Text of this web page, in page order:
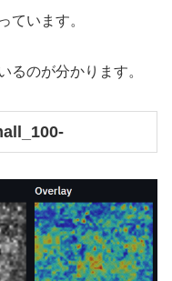
ています。
るのが分かります。